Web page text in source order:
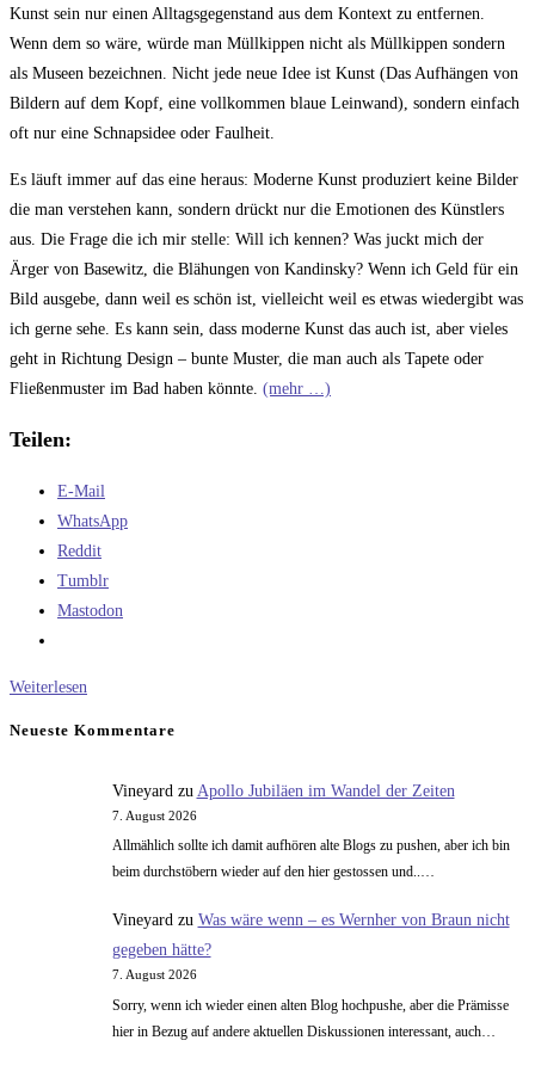
Kunst sein nur einen Alltagsgegenstand aus dem Kontext zu entfernen.
Wenn dem so wäre, würde man Müllkippen nicht als Müllkippen sondern
als Museen bezeichnen. Nicht jede neue Idee ist Kunst (Das Aufhängen von
Bildern auf dem Kopf, eine vollkommen blaue Leinwand), sondern einfach
oft nur eine Schnapsidee oder Faulheit.
Es läuft immer auf das eine heraus: Moderne Kunst produziert keine Bilder
die man verstehen kann, sondern drückt nur die Emotionen des Künstlers
aus. Die Frage die ich mir stelle: Will ich kennen? Was juckt mich der
Ärger von Basewitz, die Blähungen von Kandinsky? Wenn ich Geld für ein
Bild ausgebe, dann weil es schön ist, vielleicht weil es etwas wiedergibt was
ich gerne sehe. Es kann sein, dass moderne Kunst das auch ist, aber vieles
geht in Richtung Design – bunte Muster, die man auch als Tapete oder
Fließenmuster im Bad haben könnte. (mehr …)
Teilen:
E-Mail
WhatsApp
Reddit
Tumblr
Mastodon
Weiterlesen
käufliche
Gespräche
Neueste Kommentare
Vineyard zu Apollo Jubiläen im Wandel der Zeiten
7. August 2026
Allmählich sollte ich damit aufhören alte Blogs zu pushen, aber ich bin
beim durchstöbern wieder auf den hier gestossen und..…
Vineyardzu Was wäre wenn – es Wernher von Braun nicht
gegeben hätte?
7. August 2026
Sorry, wenn ich wieder einen alten Blog hochpushe, aber die Prämisse
hier in Bezug auf andere aktuellen Diskussionen interessant, auch…